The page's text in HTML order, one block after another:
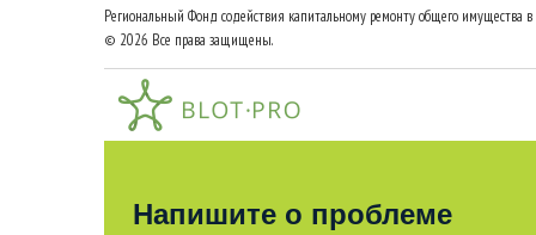
Региональный Фонд содействия капитальному ремонту общего имущества
© 2026 Все права защищены.
Напишите о проблеме